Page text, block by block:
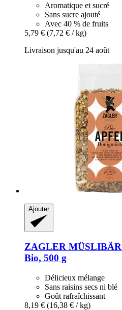
Aromatique et sucré
Sans sucre ajouté
Avec 40 % de fruits
5,79 € (7,72 € / kg)
Livraison jusqu'au 24 août
Ajouter
ZAGLER MÜSLIBÄR
Bio, 500 g
Délicieux mélange
Sans raisins secs ni blé
Goût rafraîchissant
8,19 € (16,38 € / kg)